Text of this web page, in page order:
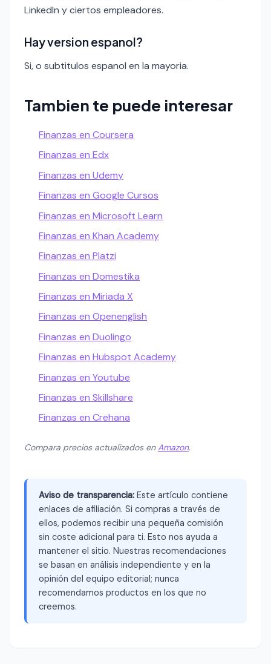
LinkedIn y ciertos empleadores.
Hay version espanol?
Si, o subtitulos espanol en la mayoria.
Tambien te puede interesar
Finanzas en Coursera
Finanzas en Edx
Finanzas en Udemy
Finanzas en Google Cursos
Finanzas en Microsoft Learn
Finanzas en Khan Academy
Finanzas en Platzi
Finanzas en Domestika
Finanzas en Miriada X
Finanzas en Openenglish
Finanzas en Duolingo
Finanzas en Hubspot Academy
Finanzas en Youtube
Finanzas en Skillshare
Finanzas en Crehana
Compara precios actualizados enAmazon.
Aviso de transparencia: Este artículo contiene
enlaces de afiliación. Si compras a través de
ellos, podemos recibir una pequeña comisión
sin coste adicional para ti. Esto nos ayuda a
mantener el sitio. Nuestras recomendaciones
se basan en análisis independiente y en la
opinión del equipo editorial; nunca
recomendamos productos en los que no
creemos.